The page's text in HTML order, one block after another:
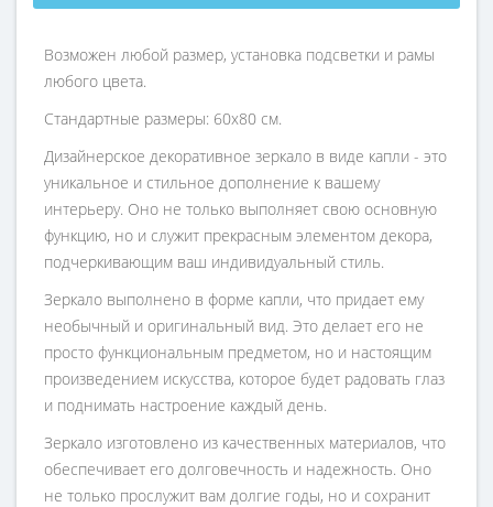
Возможен любой размер, установка подсветки и рамы
любого цвета.
Стандартные размеры: 60х80 см.
Дизайнерское декоративное зеркало в виде капли - это
уникальное и стильное дополнение к вашему
интерьеру. Оно не только выполняет свою основную
функцию, но и служит прекрасным элементом декора,
подчеркивающим ваш индивидуальный стиль.
Зеркало выполнено в форме капли, что придает ему
необычный и оригинальный вид. Это делает его не
просто функциональным предметом, но и настоящим
произведением искусства, которое будет радовать глаз
и поднимать настроение каждый день.
Зеркало изготовлено из качественных материалов, что
обеспечивает его долговечность и надежность. Оно
не только прослужит вам долгие годы, но и сохранит